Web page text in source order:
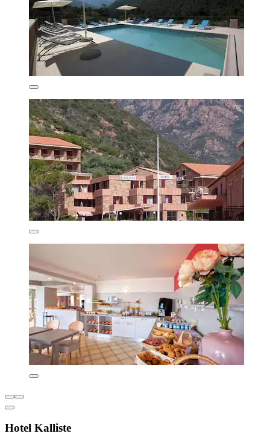
Hotel Kalliste